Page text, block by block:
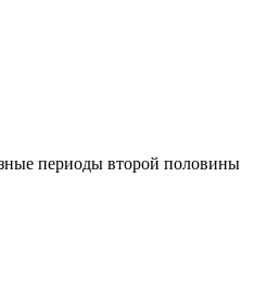
периоды второй половины